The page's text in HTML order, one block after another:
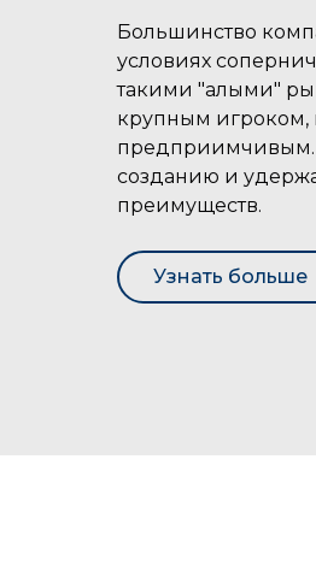
Большинство
условиях
такими "алыми"
крупным игроком,
предприимчивым.
созданию и
преимуществ.
Узнать больше